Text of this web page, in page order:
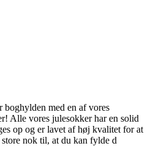
med en af vores
Alle vores julesokker har en solid
op og er lavet af høj kvalitet for at
nok til, at du kan fylde d